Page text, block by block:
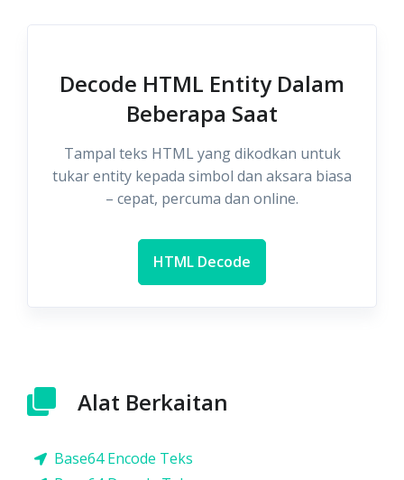
Decode HTML Entity Dalam
Beberapa Saat
Tampal teks HTML yang dikodkan untuk
tukar entity kepada simbol dan aksara biasa
– cepat, percuma dan online.
HTML Decode
Alat Berkaitan
Base64 Encode Teks